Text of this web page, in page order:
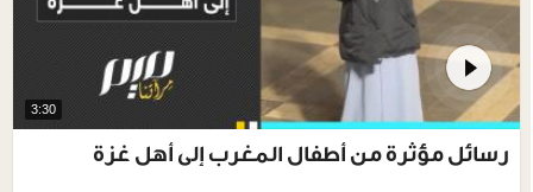
3:30
رسائل مؤثرة من أطفال المغرب إلى أهل غزة